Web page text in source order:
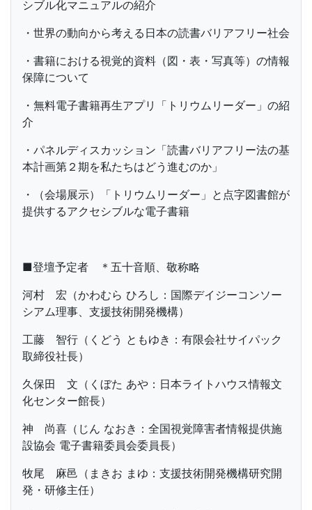
シブル化マニュアルの紹介
・世界の動向から考える日本の読書バリアフリー社会
・書籍における視覚的資料（図・表・写真等）の情報
保障について
・無料電子書籍再生アプリ「トリウムリーダー」の紹
介
・パネルディスカッション「読書バリアフリー法の基
本計画第２期を私たちはどう進むのか」
・（会場展示）「トリウムリーダー」と点字図書館が
提供するアクセシブルな電子書籍
■登壇予定者 ＊五十音順、敬称略
河村 宏（かわむら ひろし：国際デイジーコンソー
シアム理事、支援技術開発機構）
工藤 智行（くどう ともゆき：有限会社サイパック
取締役社長）
久保田 文（くぼた あや：日本ライトハウス情報文
化センター館長）
神 尚喜（じん なおき：全国視覚障害者情報提供施
設協会 電子書籍委員会委員長）
牧尾 麻邑（まきお まゆ：支援技術開発機構研究開
発・研修主任）